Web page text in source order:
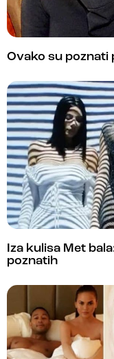
Ovako su poznati
Iza kulisa Met
poznatih